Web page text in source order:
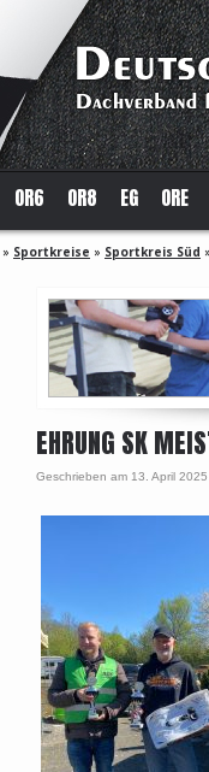
OR6 OR8 EG ORE
» Sportkreise » Sportkreis Süd
EHRUNG SK
Geschrieben am 13. April